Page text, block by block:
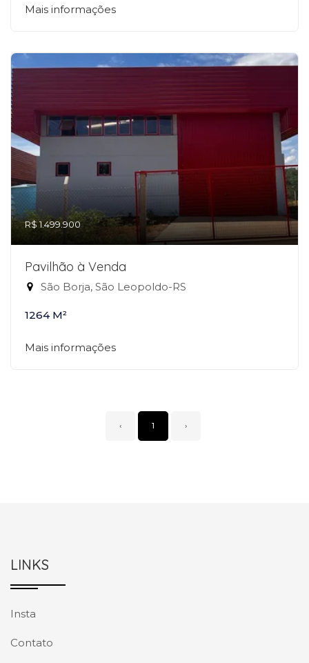
Mais informações
R$ 1.499.900
Pavilhão à Venda
São Borja, São Leopoldo-RS
1264 M²
Mais informações
‹ 1 ›
LINKS
Insta
Contato